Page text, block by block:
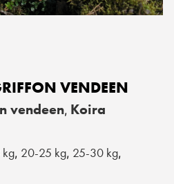
VENDEEN
vendeen, Koira
kg, 20-25 kg, 25-30 kg,